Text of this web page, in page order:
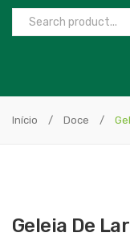
Início / Doce /
Geleia De